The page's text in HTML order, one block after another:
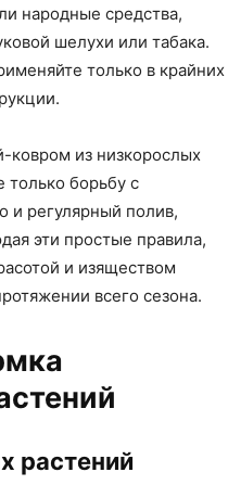
народные средства,
шелухи или табака.
только в крайних
ковром из низкорослых
только борьбу с
и регулярный полив,
эти простые правила,
и изяществом
всего сезона.
растений